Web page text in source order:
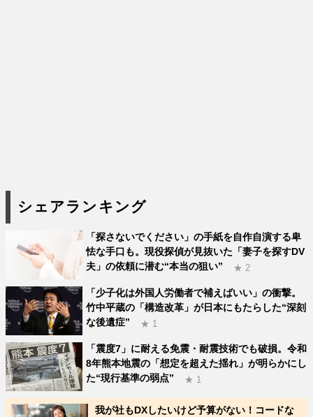
シェアランキング
「探さないでください」の手紙を自作自演する卑
怯な手口も。現役探偵が見抜いた「妻子を探すDV
夫」の依頼に潜む“本当の狙い”
★ 2
「少子化は外国人労働者で補えばいい」の衝撃。
竹中平蔵の「構造改革」が日本にもたらした“深刻
な後遺症”
★ 1
「震度7」に耐える免震・耐震技術でも破損。令和
8年熊本地震の「想定を超えた揺れ」が明らかにし
た“現行基準の弱点”
★ 1
我が社もDXしたいけど予算がない！コードな